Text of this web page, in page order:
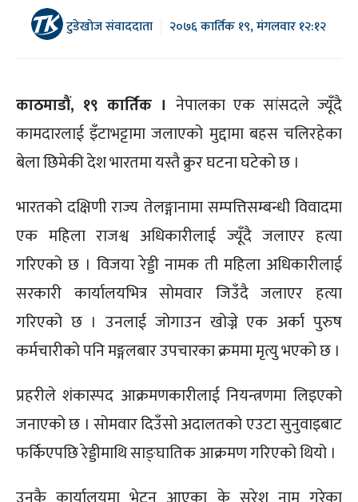
टुडेखोज संवाददाता २०७६ कार्तिक १९, मंगलवार १२:१२
काठमाडौं, १९ कार्तिक । नेपालका एक सांसदले ज्यूँदै
कामदारलाई इँटाभट्टामा जलाएको मुद्दामा बहस चलिरहेका
बेला छिमेकी देश भारतमा यस्तै क्रुर घटना घटेको छ ।
भारतको दक्षिणी राज्य तेलङ्गानामा सम्पत्तिसम्बन्धी विवादमा
एक महिला राजश्व अधिकारीलाई ज्यूँदै जलाएर हत्या
गरिएको छ । विजया रेड्डी नामक ती महिला अधिकारीलाई
सरकारी कार्यालयभित्र सोमवार जिउँदै जलाएर हत्या
गरिएको छ । उनलाई जोगाउन खोज्ने एक अर्का पुरुष
कर्मचारीको पनि मङ्गलबार उपचारका क्रममा मृत्यु भएको छ ।
प्रहरीले शंकास्पद आक्रमणकारीलाई नियन्त्रणमा लिइएको
जनाएको छ । सोमवार दिउँसो अदालतको एउटा सुनुवाइबाट
फर्किएपछि रेड्डीमाथि साङ्घातिक आक्रमण गरिएको थियो ।